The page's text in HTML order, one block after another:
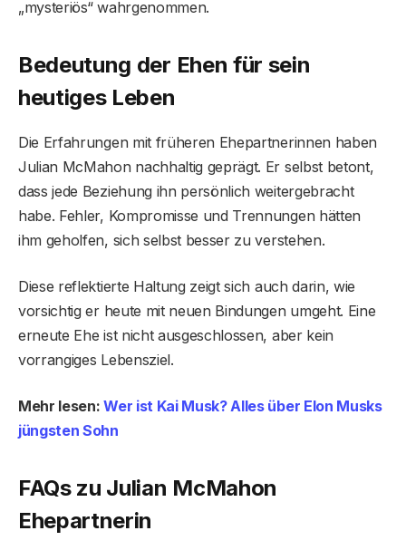
„mysteriös“ wahrgenommen.
Bedeutung der Ehen für sein
heutiges Leben
Die Erfahrungen mit früheren Ehepartnerinnen haben
Julian McMahon nachhaltig geprägt. Er selbst betont,
dass jede Beziehung ihn persönlich weitergebracht
habe. Fehler, Kompromisse und Trennungen hätten
ihm geholfen, sich selbst besser zu verstehen.
Diese reflektierte Haltung zeigt sich auch darin, wie
vorsichtig er heute mit neuen Bindungen umgeht. Eine
erneute Ehe ist nicht ausgeschlossen, aber kein
vorrangiges Lebensziel.
Mehr lesen:Wer ist Kai Musk? Alles über Elon Musks
jüngsten Sohn
FAQs zu Julian McMahon
Ehepartnerin